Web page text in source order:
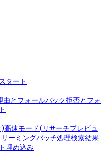
タート
由とフォールバック拒否とフォ
)高速モード(リサーチプレビュ
ーミングバッチ処理検索結果
埋め込み